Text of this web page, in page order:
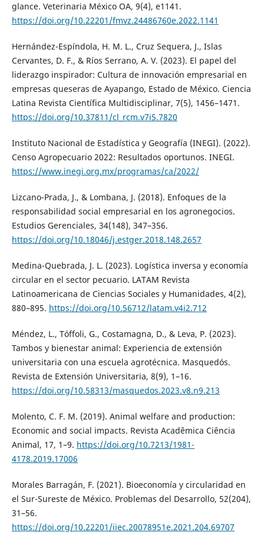
glance. Veterinaria México OA, 9(4), e1141.
https://doi.org/10.22201/fmvz.24486760e.2022.1141
Hernández-Espíndola, H. M. L., Cruz Sequera, J., Islas
Cervantes, D. F., & Ríos Serrano, A. V. (2023). El papel del
liderazgo inspirador: Cultura de innovación empresarial en
empresas queseras de Ayapango, Estado de México. Ciencia
Latina Revista Científica Multidisciplinar, 7(5), 1456–1471.
https://doi.org/10.37811/cl_rcm.v7i5.7820
Instituto Nacional de Estadística y Geografía (INEGI). (2022).
Censo Agropecuario 2022: Resultados oportunos. INEGI.
https://www.inegi.org.mx/programas/ca/2022/
Lizcano-Prada, J., & Lombana, J. (2018). Enfoques de la
responsabilidad social empresarial en los agronegocios.
Estudios Gerenciales, 34(148), 347–356.
https://doi.org/10.18046/j.estger.2018.148.2657
Medina-Quebrada, J. L. (2023). Logística inversa y economía
circular en el sector pecuario. LATAM Revista
Latinoamericana de Ciencias Sociales y Humanidades, 4(2),
880–895. https://doi.org/10.56712/latam.v4i2.712
Méndez, L., Tóffoli, G., Costamagna, D., & Leva, P. (2023).
Tambos y bienestar animal: Experiencia de extensión
universitaria con una escuela agrotécnica. Masquedós.
Revista de Extensión Universitaria, 8(9), 1–16.
https://doi.org/10.58313/masquedos.2023.v8.n9.213
Molento, C. F. M. (2019). Animal welfare and production:
Economic and social impacts. Revista Acadêmica Ciência
Animal, 17, 1–9. https://doi.org/10.7213/1981-
4178.2019.17006
Morales Barragán, F. (2021). Bioeconomía y circularidad en
el Sur-Sureste de México. Problemas del Desarrollo, 52(204),
31–56.
https://doi.org/10.22201/iiec.20078951e.2021.204.69707